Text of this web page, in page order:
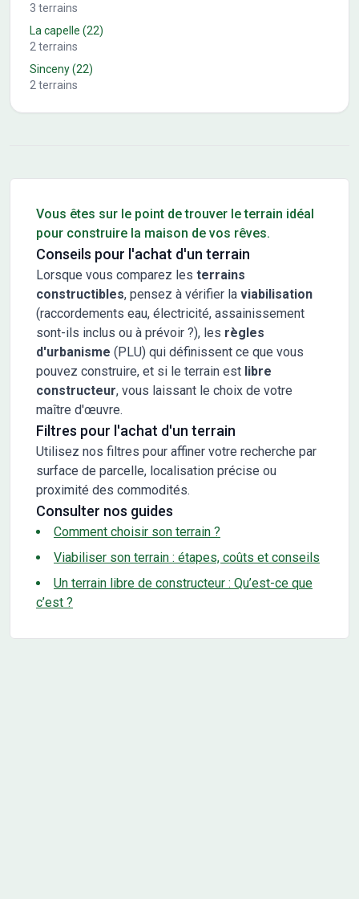
3 terrains
La capelle (22)
2 terrains
Sinceny(22)
2 terrains
Vous êtes sur le point de trouver le terrain idéal
pour construire la maison de vos rêves.
Conseils pour l'achat d'un terrain
Lorsque vous comparez les terrains
constructibles, pensez à vérifier la viabilisation
(raccordements eau, électricité, assainissement
sont-ils inclus ou à prévoir ?), les règles
d'urbanisme (PLU) qui définissent ce que vous
pouvez construire, et si le terrain est libre
constructeur, vous laissant le choix de votre
maître d'œuvre.
Filtres pour l'achat d'un terrain
Utilisez nos filtres pour affiner votre recherche par
surface de parcelle, localisation précise ou
proximité des commodités.
Consulter nos guides
Comment choisir son terrain ?
Viabiliser son terrain : étapes, coûts et conseils
Un terrain libre de constructeur : Qu’est-ce que
c’est ?